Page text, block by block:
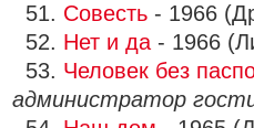
51. Совесть - 1966
52. Нет и да - 1966
53. Человек без
администратор